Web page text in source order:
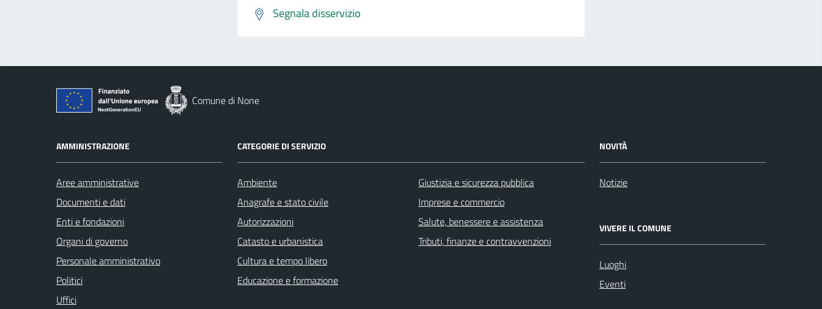
Segnala disservizio
Comune di None
AMMINISTRAZIONE
Aree amministrative
Documenti e dati
Enti e fondazioni
Organi di governo
Personale amministrativo
Politici
Uffici
CATEGORIE DI SERVIZIO
Ambiente
Anagrafe e stato civile
Autorizzazioni
Catasto e urbanistica
Cultura e tempo libero
Educazione e formazione
Giustizia e sicurezza pubblica
Imprese e commercio
Salute, benessere e assistenza
Tributi, finanze e contravvenzioni
NOVITÀ
Notizie
VIVERE IL COMUNE
Luoghi
Eventi